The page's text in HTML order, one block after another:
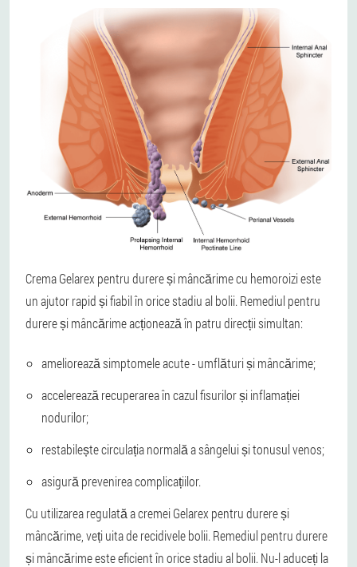
Crema Gelarex pentru durere și mâncărime cu hemoroizi este
un ajutor rapid și fiabil în orice stadiu al bolii. Remediul pentru
durere și mâncărime acționează în patru direcții simultan:
ameliorează simptomele acute - umflături și mâncărime;
accelerează recuperarea în cazul fisurilor și inflamației
nodurilor;
restabilește circulația normală a sângelui și tonusul venos;
asigură prevenirea complicațiilor.
Cu utilizarea regulată a cremei Gelarex pentru durere și
mâncărime, veți uita de recidivele bolii. Remediul pentru durere
și mâncărime este eficient în orice stadiu al bolii. Nu-l aduceți la